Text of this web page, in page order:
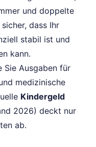
und doppelte
dass Ihr
stabil ist und
kann.
Sie Ausgaben für
medizinische
Kindergeld
2026) deckt nur
ab.